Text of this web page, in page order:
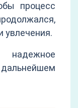
процесс
увлечения.
надежное